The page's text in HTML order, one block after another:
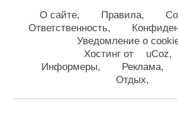
О сайте Правила
Ответственность
Уведомление о
Хостинг от
uCoz
Информеры
Реклама
Отдых